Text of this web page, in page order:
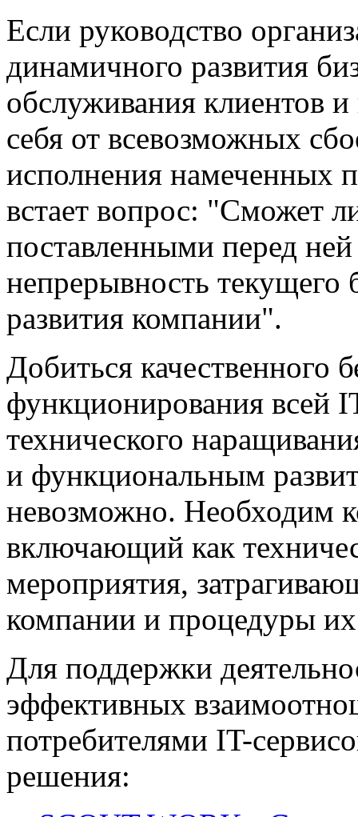
Если руководство
динамичного развития
обслуживания клиентов
себя от всевозможных
исполнения намеченных
встает вопрос: "Сможет
поставленными перед
непрерывность текущего
развития компании".
Добиться качественного
функционирования всей
технического
и функциональным
невозможно. Необходим
включающий как
мероприятия,
компании и процедуры
Для поддержки
эффективных
потребителями IT-
решения: